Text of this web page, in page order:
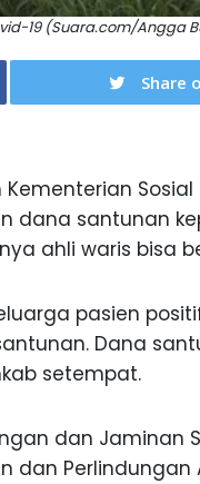
19 (Suara.com/Angga
Share
Kementerian
dana santunan
ahli waris bisa
pasien
Dana
setempat.
dan Jaminan
dan Perlindungan